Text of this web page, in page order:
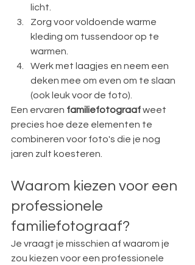
licht.
Zorg voor voldoende warme
kleding om tussendoor op te
warmen.
Werk met laagjes en neem een
deken mee om even om te slaan
(ook leuk voor de foto).
Een ervaren familiefotograaf weet
precies hoe deze elementen te
combineren voor foto's die je nog
jaren zult koesteren.
Waarom kiezen voor een
professionele
familiefotograaf?
Je vraagt je misschien af waarom je
zou kiezen voor een professionele